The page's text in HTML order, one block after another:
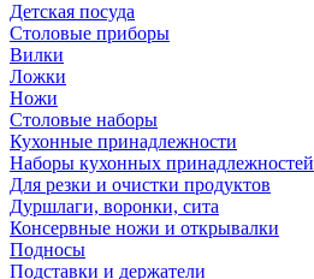
Детская посуда
Столовые приборы
Вилки
Ложки
Ножи
Столовые наборы
Кухонные принадлежности
Наборы кухонных принадлежностей
Для резки и очистки продуктов
Дуршлаги, воронки, сита
Консервные ножи и открывалки
Подносы
Подставки и держатели